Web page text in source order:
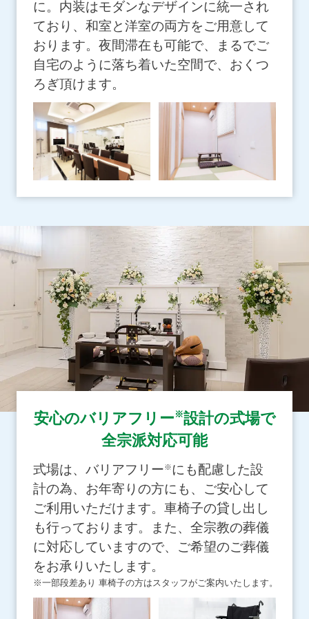
に。内装はモダンなデザインに統一され
ており、和室と洋室の両方をご用意して
おります。夜間滞在も可能で、まるでご
自宅のように落ち着いた空間で、おくつ
ろぎ頂けます。
安心のバリアフリー ※設計の式場で
全宗派対応可能
式場は、バリアフリー※にも配慮した設
計の為、お年寄りの方にも、ご安心して
ご利用いただけます。車椅子の貸し出し
も行っております。また、全宗教の葬儀
に対応していますので、ご希望のご葬儀
をお承りいたします。
※一部段差あり 車椅子の方はスタッフがご案内いたします。